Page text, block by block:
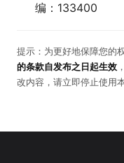
编：133400
提示：为更好地保障您的
的条款自发布之日起生效
改内容，请立即停止使用本